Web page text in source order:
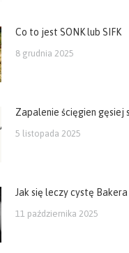
Co to jest SONK lub SIFK
8 grudnia 2025
Zapalenie ścięgien gęsiej
5 listopada 2025
Jak się leczy cystę Bakera
11 października 2025